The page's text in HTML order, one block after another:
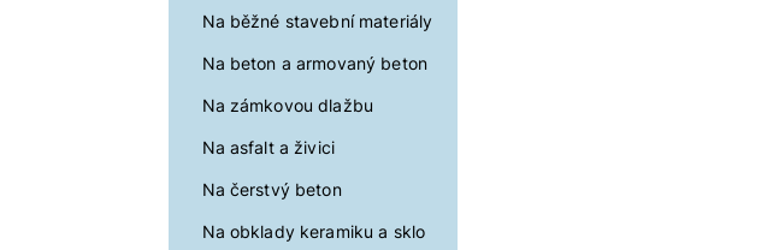
Na běžné stavební materiály
Na beton a armovaný beton
Na zámkovou dlažbu
Na asfalt a živici
Na čerstvý beton
Na obklady keramiku a sklo